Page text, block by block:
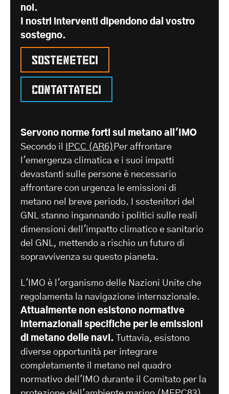
noi.
I nostri interventi dipendono dal vostro
sostegno.
Sosteneteci
Contattateci
Servono norme forti sul metano all'IMO
Secondo il
IPCC (AR6) Per affrontare
l'emergenza climatica e i suoi impatti
devastanti sulle persone è necessario
affrontare con urgenza le emissioni di
metano nel breve periodo. I sostenitori del
GNL stanno ingannando i politici sulle reali
dimensioni dell'impatto climatico e sanitario
del GNL, mettendo a rischio un futuro di
sopravvivenza su questo pianeta.
L'IMO è l'organismo delle Nazioni Unite che
regolamenta la navigazione internazionale.
Attualmente non esistono normative
internazionali specifiche per le emissioni
di metano delle navi.
Tuttavia, esistono
diverse opportunità per integrare
completamente il metano nel quadro
normativo dell'IMO durante il Comitato per la